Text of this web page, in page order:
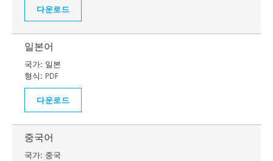
다운로드
일본어
국가: 일본
형식: PDF
다운로드
중국어
국가: 중국